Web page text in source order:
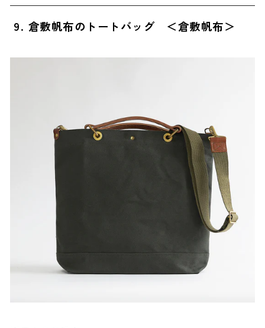
9. 倉敷帆布のトートバッグ ＜倉敷帆布＞